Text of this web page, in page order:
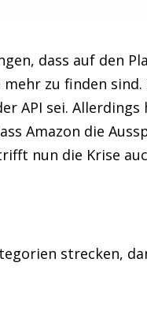
dass auf den
zu finden
API sei. Allerdings
Amazon die
nun die Krise
strecken,